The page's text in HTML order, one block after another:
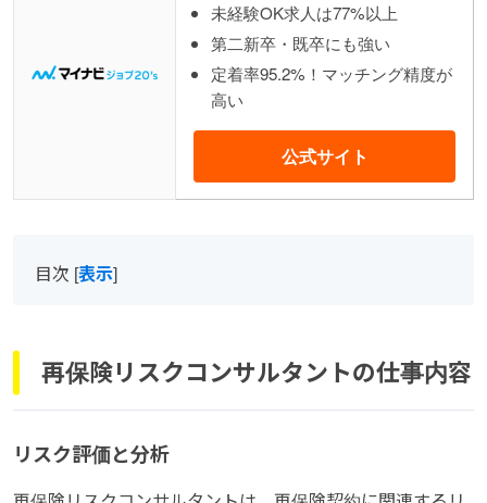
未経験OK求人は77%以上
第二新卒・既卒にも強い
定着率95.2%！マッチング精度が
高い
公式サイト
目次 [表示]
再保険リスクコンサルタントの仕事内容
リスク評価と分析